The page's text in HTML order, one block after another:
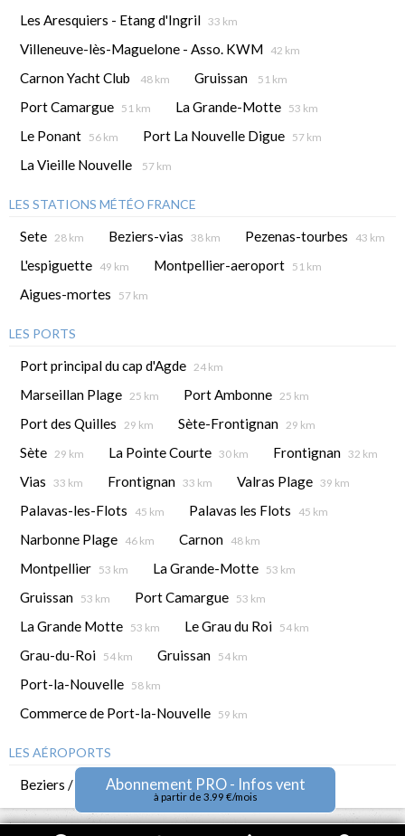
Les Aresquiers - Etang d'Ingril 33 km
Villeneuve-lès-Maguelone - Asso. KWM 42 km
Carnon Yacht Club 48 km Gruissan 51 km
Port Camargue 51 km La Grande-Motte 53 km
Le Ponant 56 km Port La Nouvelle Digue 57 km
La Vieille Nouvelle 57 km
LES STATIONS MÉTÉO FRANCE
Sete 28 km Beziers-vias 38 km Pezenas-tourbes 43 km
L'espiguette 49 km Montpellier-aeroport 51 km
Aigues-mortes 57 km
LES PORTS
Port principal du cap d'Agde 24 km
Marseillan Plage 25 km Port Ambonne 25 km
Port des Quilles 29 km Sète-Frontignan 29 km
Sète 29 km La Pointe Courte 30 km Frontignan 32 km
Vias 33 km Frontignan 33 km Valras Plage 39 km
Palavas-les-Flots 45 km Palavas les Flots 45 km
Narbonne Plage 46 km Carnon 48 km
Montpellier 53 km La Grande-Motte 53 km
Gruissan 53 km Port Camargue 53 km
La Grande Motte 53 km Le Grau du Roi 54 km
Grau-du-Roi 54 km Gruissan 54 km
Port-la-Nouvelle 58 km
Commerce de Port-la-Nouvelle 59 km
LES AÉROPORTS
Beziers / Vias 38 km Montpellier 52 km
Abonnement PRO - Infos vent
à partir de 3.99 €/mois